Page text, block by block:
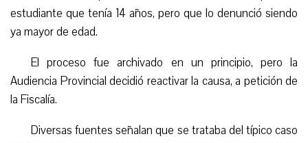
estudiante que tenía 14 años, pero que lo denunció siendo
ya mayor de edad.
El proceso fue archivado en un principio, pero la
Audiencia Provincial decidió reactivar la causa, a petición de
la Fiscalía.
Diversas fuentes señalan que se trataba del típico caso